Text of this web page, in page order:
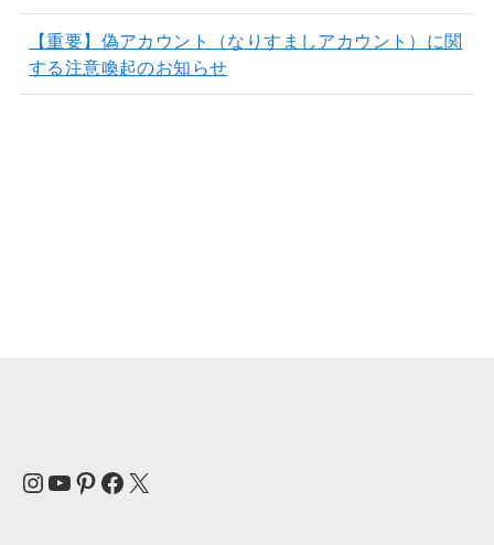
【重要】偽アカウント（なりすましアカウント）に関
する注意喚起のお知らせ
Instagram
YouTube
Pinterest
Facebook
X